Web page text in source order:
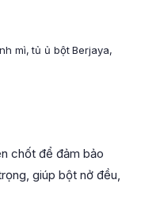
mì,tủ ủ bột Berjaya,
chốt để đảm bảo
giúp bột nở đều,